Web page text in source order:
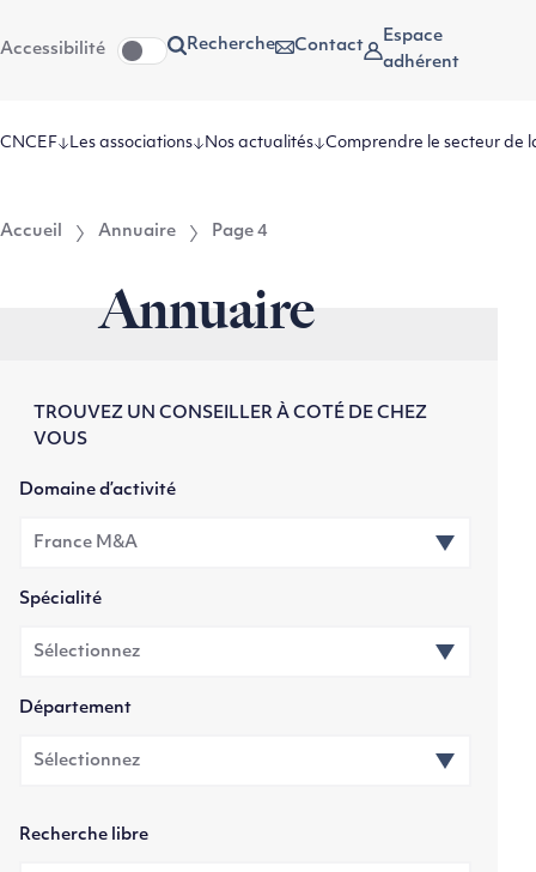
au
contenu
Accessibilité Recherche Contact
Espace
adhérent
CNCEF Les associations Nos actualités Comprendre le secteur de
Accueil Annuaire Page 4
Annuaire
TROUVEZ UN CONSEILLER À COTÉ DE CHEZ
VOUS
Domaine d’activité
Spécialité
Département
Recherche libre